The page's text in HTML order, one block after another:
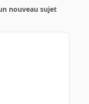
nouveau sujet